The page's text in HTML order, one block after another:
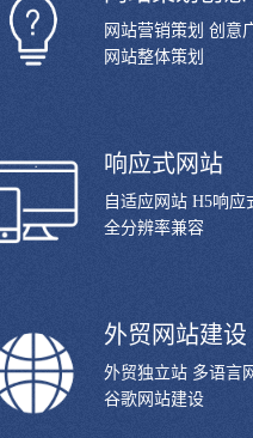
网站营销策划 创意
网站整体策划
响应式网站
自适应网站 H5响应
全分辨率兼容
外贸网站建设
外贸独立站 多语言
谷歌网站建设